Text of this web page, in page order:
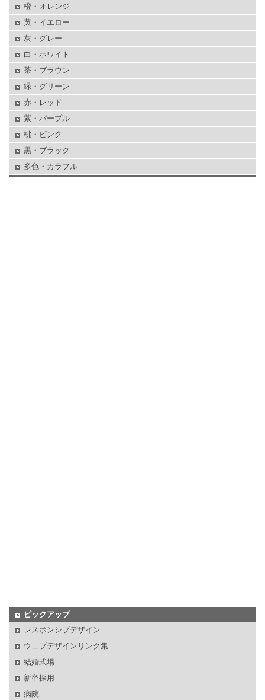
橙・オレンジ
黄・イエロー
灰・グレー
白・ホワイト
茶・ブラウン
緑・グリーン
赤・レッド
紫・パープル
桃・ピンク
黒・ブラック
多色・カラフル
ピックアップ
レスポンシブデザイン
ウェブデザインリンク集
結婚式場
新卒採用
病院